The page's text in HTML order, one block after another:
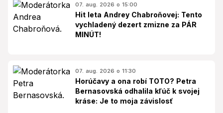
07. aug. 2026 o 15:00
Hit leta Andrey Chabroňovej: Tento
vychladený dezert zmizne za PÁR
MINÚT!
07. aug. 2026 o 11:30
Horúčavy a ona robí TOTO? Petra
Bernasovská odhalila kľúč k svojej
kráse: Je to moja závislosť